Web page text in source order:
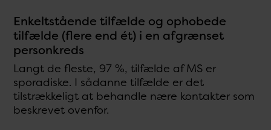
Enkeltstående tilfælde og ophobede
tilfælde (flere end ét) i en afgrænset
personkreds
Langt de fleste, 97 %, tilfælde af MS er
sporadiske. I sådanne tilfælde er det
tilstrækkeligt at behandle nære kontakter som
beskrevet ovenfor.